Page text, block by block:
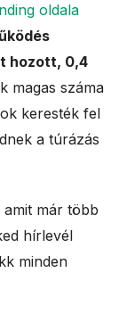
oldala
hozott, 0,4
magas száma
keresték fel
a túrázás
amit már több
hírlevél
minden